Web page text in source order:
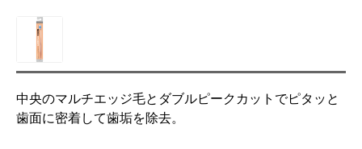
中央のマルチエッジ毛とダブルピークカットでピタッと
歯面に密着して歯垢を除去。